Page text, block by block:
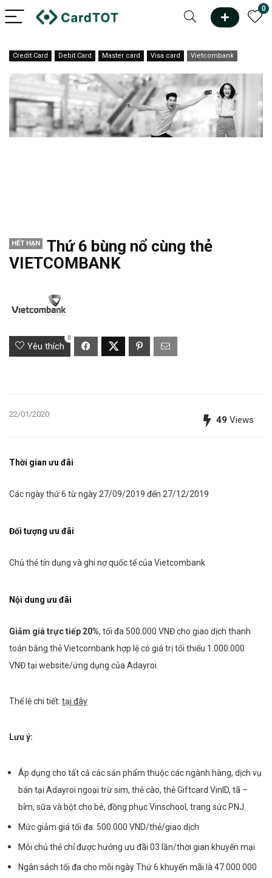
0
Credit Card Debit Card Master card Visa card Vietcombank
HẾT HẠN
Thứ 6 bùng nổ cùng thẻ
VIETCOMBANK
Yêu thích
0
22/01/2020
49 Views
Thời gian ưu đãi
Các ngày thứ 6 từ ngày 27/09/2019 đến 27/12/2019
Đối tượng ưu đãi
Chủ thẻ tín dụng và ghi nợ quốc tế của Vietcombank
Nội dung ưu đãi
Giảm giá trực tiếp 20%, tối đa 500.000 VNĐ cho giao dịch thanh
toán bằng thẻ Vietcombank hợp lệ có giá trị tối thiểu 1.000.000
VNĐtại website/ứng dụng của Adayroi.
Thể lệ chi tiết: tại đây
Lưu ý:
Áp dụng cho tất cả các sản phẩm thuộc các ngành hàng, dịch vụ
bán tại Adayroi ngoại trừ sim, thẻ cào, thẻ Giftcard VinID, tã –
bỉm, sữa và bột cho bé, đồng phục Vinschool, trang sức PNJ.
Mức giảm giá tối đa: 500.000 VND/thẻ/giao dịch
Mỗi chủ thẻ chỉ được hưởng ưu đãi 03 lần/thời gian khuyến mại
Ngân sách tối đa cho mỗi ngày Thứ 6 khuyến mãi là 47.000.000